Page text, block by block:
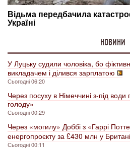
НОВИНИ
У Луцьку судили чоловіка, бо
викладачем і ділився зарплатою
Сьогодні 06:20
Через посуху в Німеччині з-під
голоду»
Сьогодні 00:29
Через «могилу» Доббі з «Гаррі
енергопроєкту за £430 млн у
Сьогодні 00:11